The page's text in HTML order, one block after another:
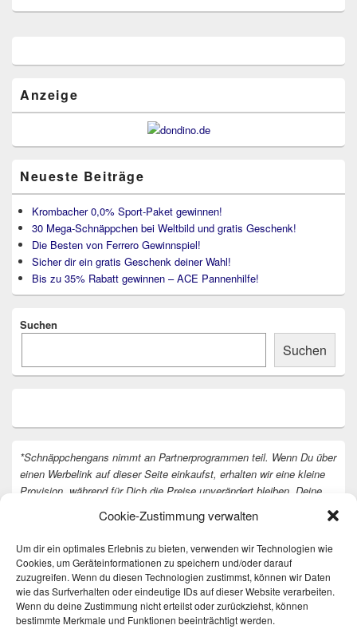
Cookie-Zustimmung verwalten
Um dir ein optimales Erlebnis zu bieten, verwenden wir Technologien wie
Cookies, um Geräteinformationen zu speichern und/oder darauf
zuzugreifen. Wenn du diesen Technologien zustimmst, können wir Daten
wie das Surfverhalten oder eindeutige IDs auf dieser Website verarbeiten.
Wenn du deine Zustimmung nicht erteilst oder zurückziehst, können
bestimmte Merkmale und Funktionen beeinträchtigt werden.
Anzeige
Neueste Beiträge
Krombacher 0,0% Sport-Paket gewinnen!
30 Mega-Schnäppchen bei Weltbild und gratis Geschenk!
Die Besten von Ferrero Gewinnspiel!
Sicher dir ein gratis Geschenk deiner Wahl!
Bis zu 35% Rabatt gewinnen – ACE Pannenhilfe!
Suchen
Suchen
*Schnäppchengans nimmt an Partnerprogrammen teil. Wenn Du über
einen Werbelink auf dieser Seite einkaufst, erhalten wir eine kleine
Provision, während für Dich die Preise unverändert bleiben. Deine
Vielen Dank dafür!